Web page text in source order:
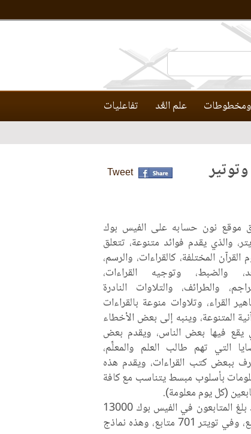
علم العَّد تفاعليات
Tweet
موقع نون ​​حسابه على​ الفيس بوك
والذي يقدم فوائد متنوعة، تتعلق
القرآن المختلفة، كالقراءات، والرسم،
والضبط، وتوجيه القراءات،
والطرائف، والتلاوات النادرة
القراء، وتلاوات منوعة بالقراءات
المتنوعة، وينبه إلى بعض الأخطاء
يقع فيها بعض الناس، ويقدم بعض
التي تهم طالب العلم والمعلِّم،
ببعض كتب القراءات، ويقدم هذه
بأسلوب مبسط يتناسب مع كافة
(كل يوم معلومة).
وقد بلغ المتابعون في الفيس بوك 13000
متابع، وفي تويتر 701 متابع، وهذه نماذج